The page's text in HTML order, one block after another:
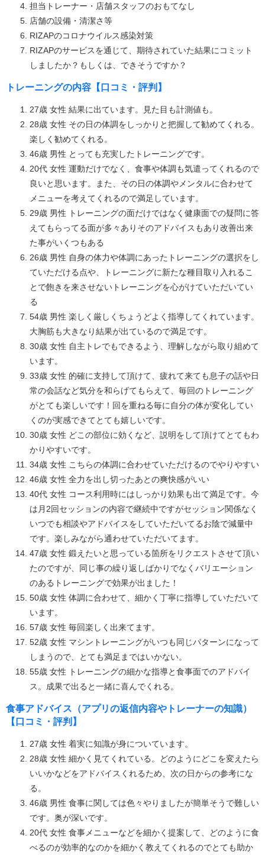
担当トレーナー・店舗スタッフのおもてなし
店舗の設備・清潔さ等
RIZAPのコロナウイルス感染対策
RIZAPのサービスを通じて、期待されていた結果にコミット
しましたか？もしくは、できそうですか？
トレーニングの内容【口コミ・評判】
27歳 女性 結果に出ています。見た目も計測値も。
28歳 女性 その日の体調をしっかりと把握して勧めてくれる。
楽しく勧めてくれる。
46歳 男性 とっても充実したトレーニングです。
20代 女性 運動だけでなく、食事や体調も気遣ってくれるので
良いと思います。また、その日の体調やメンタルに合わせて
メニューを考えてくれるので満足しています。
29歳 男性 トレーニングの面だけではなく健康面での疑問に答
えてもらってる面が多々ありそのアドバイスもあり改善出来
た事がいくつもある
26歳 男性 自身の体力や体調にあったトレーニングの選択をし
ていただける点や、トレーニングに新たな種目取り入れるこ
とで飽きを来させないトレーニングを心がけていただいてい
る
54歳 男性 楽しく厳しくちょうどよく指導してくれています。
大胸筋も大きなり結果が出ているので満足です。
30歳 女性 自主トレでもできるよう、理解しながら取り組めて
います。
33歳 女性 的確に支持して頂けて、疲れて来ても息子の話や日
常の会話など気分を和らげてもらえて、毎回のトレーニング
がとても楽しいです！回を重ねる毎に自分の体が変化してい
くのが実感できてとても嬉しいです。
30歳 女性 どこの部位に効くなど、説明をして頂けてとてもわ
かりやすいです。
34歳 女性 こちらの体調に合わせていただけるのでやりやすい
46歳 女性 全力を出し切ったあとの爽快感がいい
40代 女性 コース利用時にはしっかり効果も出て満足です。今
は月2回セッションの内容で継続中ですがセッション関係なく
いつでも相談やアドバイスをしていただいてるお陰で減量中
です。楽しみながら通わせていただいてます。
47歳 女性 鍛えたいと思っている箇所をリクエストさせて頂い
たのですが、同じ事の繰り返しばかりでなくバリエーション
のあるトレーニングで効果が出ました！
50歳 女性 体調に合わせて、細かく丁寧に指導していただいて
います。
57歳 女性 毎回楽しく出来てます。
52歳 女性 マシントレーニングがいつも同じパターンになって
しまうので、とても満足まではいかない。
55歳 女性 トレーニングの細かな指導と食事面でのアドバイ
ス。成果で出ると一緒に喜んでくれる。
食事アドバイス（アプリの返信内容やトレーナーの知識）
【口コミ・評判】
27歳 女性 着実に知識が身についています。
28歳 女性 細かく見てくれている。どのようにどこを変えたら
いいかなどをアドバイスくれるため、次の日からの参考にな
る。
46歳 男性 食事に関しては色々やりましたが簡単そうで難しい
です。奥が深いです。
20代 女性 食事メニューなどを細かく提案して、どのように食
べるのが効率的なのかを細かく教えてくれるのでとても助か